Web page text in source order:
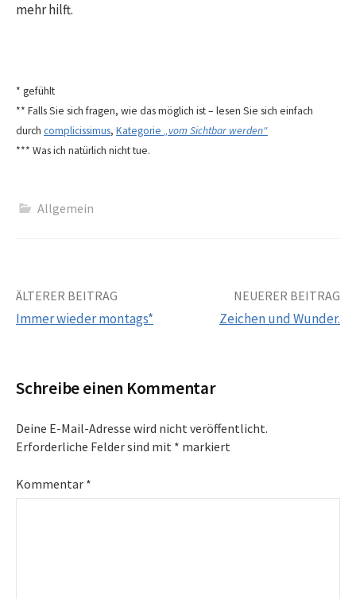
mehr hilft.
* gefühlt
** Falls Sie sich fragen, wie das möglich ist – lesen Sie sich einfach
durch complicissimus, Kategorie „vom Sichtbar werden“
*** Was ich natürlich nicht tue.
Allgemein
Beitrags-
ÄLTERER BEITRAG
Immer wieder montags*
NEUERER BEITRAG
Zeichen und Wunder.
Schreibe einen Kommentar
Deine E-Mail-Adresse wird nicht veröffentlicht.
Erforderliche Felder sind mit * markiert
Kommentar *